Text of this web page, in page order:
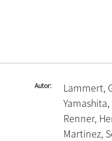
Autor
Lammert,
Renner,
Martinez,